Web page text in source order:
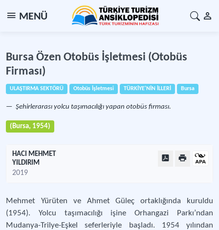
MENÜ
Bursa Özen Otobüs İşletmesi (Otobüs
Firması)
ULAŞTIRMA SEKTÖRÜ Otobüs İşletmesi TÜRKİYE'NİN İLLERİ Bursa
Şehirlerarası yolcu taşımacılığı yapan otobüs firması.
(Bursa, 1954)
HACI MEHMET
YILDIRIM
2019
Mehmet Yürüten ve Ahmet Güleç ortaklığında kuruldu
(1954). Yolcu taşımacılığı işine Orhangazi Parkı’ndan
Mudanya-Trilye-Eşkel seferleriyle başladı. 1954 yılından